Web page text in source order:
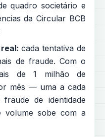
quadro societário e
da Circular BCB
cada tentativa de
de fraude. Com o
de 1 milhão de
mês — uma a cada
de identidade
volume sobe com a